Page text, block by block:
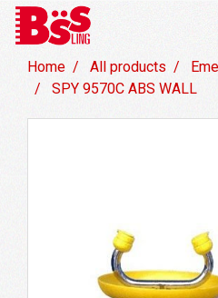
Home All products
SPY 9570C ABS WALL